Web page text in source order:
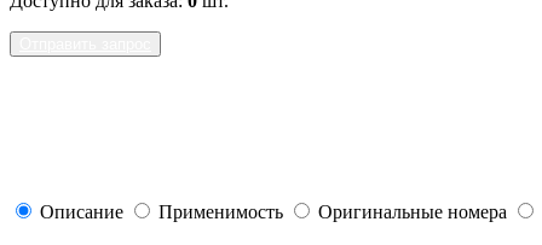
Описание Применимость Оригинальные номера